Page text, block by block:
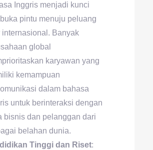
Inggris menjadi kunci
pintu menuju peluang
internasional. Banyak
global
karyawan yang
kemampuan
dalam bahasa
untuk berinteraksi dengan
bisnis dan pelanggan dari
belahan dunia.
Tinggi dan Riset: